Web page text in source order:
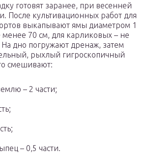
готовят заранее, при весенней
После культивационных работ для
выкапывают ямы диаметром 1
70 см, для карликовых – не
дно погружают дренаж, затем
рыхлый гигроскопичный
смешивают:
– 2 части;
– 0,5 части.